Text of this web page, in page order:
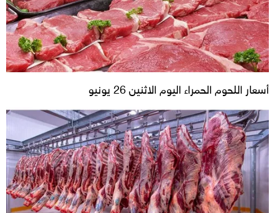
أسعار اللحوم الحمراء اليوم الاثنين 26 يونيو